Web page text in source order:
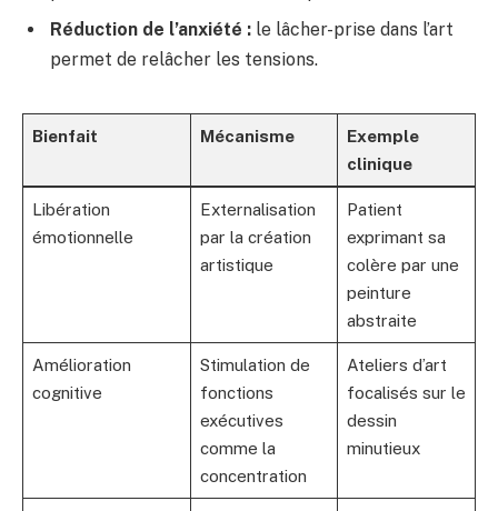
Réduction de l’anxiété : le lâcher-prise dans l’art
permet de relâcher les tensions.
Bienfait Mécanisme
Exemple
clinique
Libération
émotionnelle
Externalisation
par la création
artistique
Patient
exprimant sa
colère par une
peinture
abstraite
Amélioration
cognitive
Stimulation de
fonctions
exécutives
comme la
concentration
Ateliers d’art
focalisés sur le
dessin
minutieux